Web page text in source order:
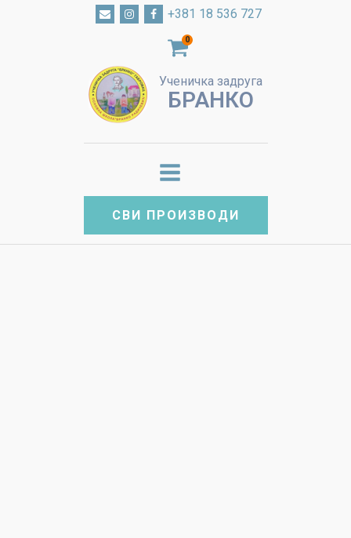
+381 18 536 727
0
Ученичка задруга
БРАНКО
СВИ ПРОИЗВОДИ